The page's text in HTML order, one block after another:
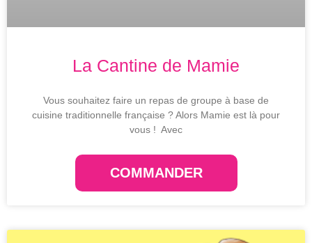
La Cantine de Mamie
Vous souhaitez faire un repas de groupe à base de
cuisine traditionnelle française ? Alors Mamie est là pour
vous ! Avec
COMMANDER